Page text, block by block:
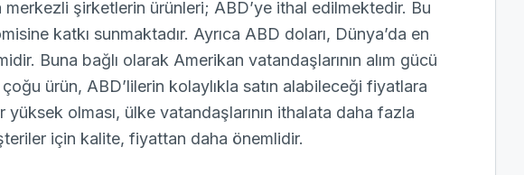
merkezli şirketlerin ürünleri; ABD’ye ithal edilmektedir. Bu
katkı sunmaktadır. Ayrıca ABD doları, Dünya’da en
Buna bağlı olarak Amerikan vatandaşlarının alım gücü
ürün, ABD’lilerin kolaylıkla satın alabileceği fiyatlara
olması, ülke vatandaşlarının ithalata daha fazla
için kalite, fiyattan daha önemlidir.